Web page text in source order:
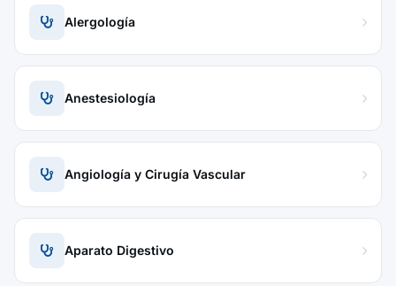
Alergología
Anestesiología
Angiología y Cirugía Vascular
Aparato Digestivo